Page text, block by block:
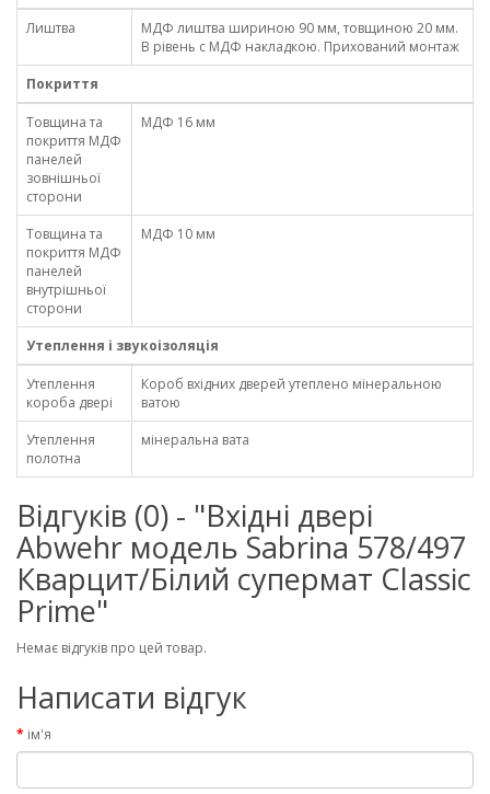
Лиштва
МДФ лиштва шириною 90 мм, товщиною 20 мм.
В рівень с МДФ накладкою. Прихований монтаж
Покриття
Товщина та
покриття МДФ
панелей
зовнішньої
сторони
МДФ 16 мм
Товщина та
покриття МДФ
панелей
внутрішньої
сторони
МДФ 10 мм
Утеплення і звукоізоляція
Утеплення
короба двері
Короб вхідних дверей утеплено мінеральною
ватою
Утеплення
полотна
мінеральна вата
Відгуків (0) - "Вхідні двері
Abwehr модель Sabrina 578/497
Кварцит/Білий супермат Classic
Prime"
Немає відгуків про цей товар.
Написати відгук
ім'я